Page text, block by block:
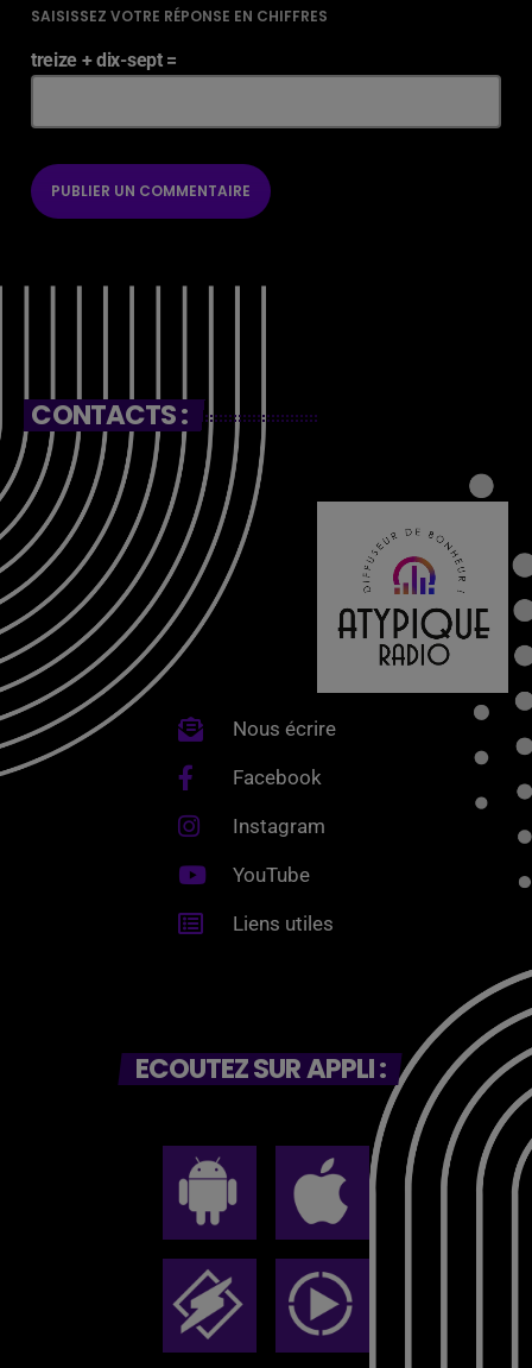
SAISISSEZ VOTRE RÉPONSE EN CHIFFRES
treize + dix-sept =
CONTACTS :
Nous écrire
Facebook
Instagram
YouTube
Liens utiles
ECOUTEZ SUR APPLI :